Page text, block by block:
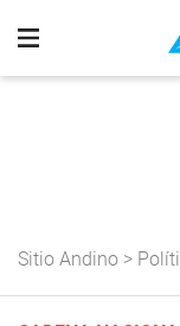
Sitio Andino >